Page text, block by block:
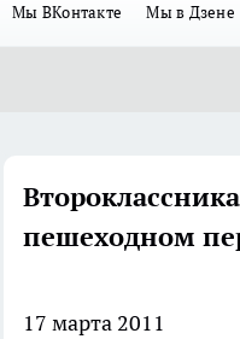
Мы ВКонтакте Мы в Дзене
пешеходном
17 марта 2011